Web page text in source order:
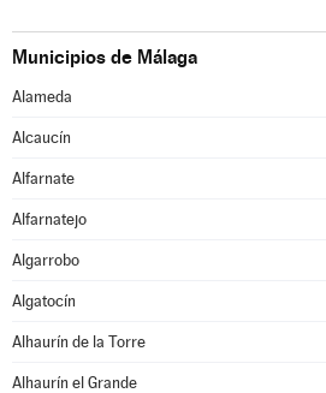
Municipios de Málaga
Alameda
Alcaucín
Alfarnate
Alfarnatejo
Algarrobo
Algatocín
Alhaurín de la Torre
Alhaurín el Grande